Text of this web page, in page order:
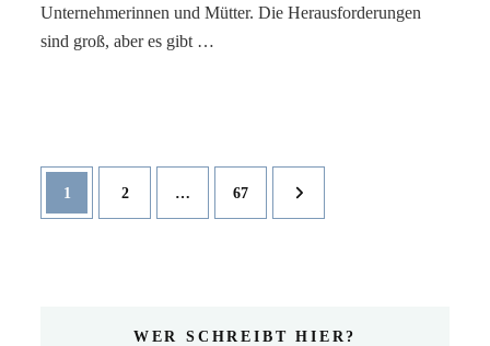
Unternehmerinnen und Mütter. Die Herausforderungen
sind groß, aber es gibt …
Seitennummerierung
der
Seite
1 Seite
2 … Seite
67
WER SCHREIBT HIER?